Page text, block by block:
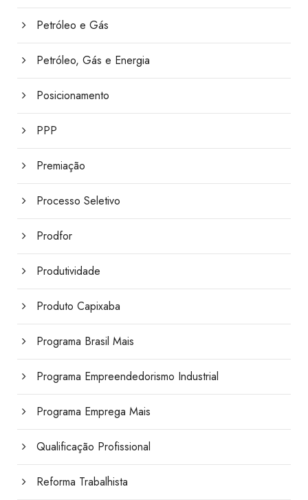
Petróleo e Gás
Petróleo, Gás e Energia
Posicionamento
PPP
Premiação
Processo Seletivo
Prodfor
Produtividade
Produto Capixaba
Programa Brasil Mais
Programa Empreendedorismo Industrial
Programa Emprega Mais
Qualificação Profissional
Reforma Trabalhista